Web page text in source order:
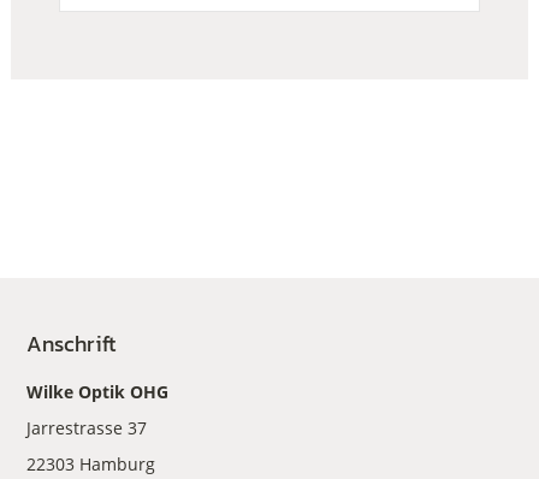
Anschrift
Wilke Optik OHG
Jarrestrasse 37
22303 Hamburg